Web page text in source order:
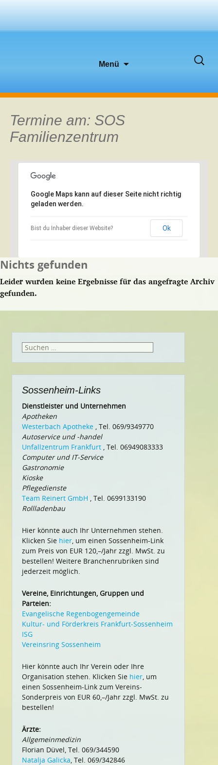
Menü
Suchen
Termine am: SOS
Familienzentrum
Google Maps kann auf dieser Seite nicht richtig
geladen werden.
Bist du Inhaber dieser Website? Ok
Nichts gefunden
Leider wurden keine Ergebnisse für das angefragte Archiv
gefunden.
Suchen
Sossenheim-Links
Dienstleister und Unternehmen
Apotheken
Westerbach Apotheke , Tel. 069/9349770
Autoservice und -handel
Unfallzentrum Frankfurt , Tel. 06949083333
Computer und IT-Service
Gastronomie
Kioske
Pflegedienste
Team Reinert GmbH , Tel. 0699133190
Rollladenbau
Hier könnte auch Ihr Unternehmen stehen.
Klicken Sie hier, um einen Sossenheim-Link
zum Preis von EUR 120,–/Jahr zzgl. MwSt. zu
bestellen! Weitere Branchenrubriken sind
jederzeit möglich.
Vereine, Einrichtungen, Gruppen und
Parteien:
Evangelische Regenbogengemeinde
Kultur- und Förderkreis Frankfurt-Sossenheim
ISG
Vereinsring Sossenheim
Hier könnte auch Ihr Verein oder Ihre
Organisation stehen. Klicken Sie hier, um
einen Sossenheim-Link zum Vereins-
Sonderpreis von EUR 60,–/Jahr zzgl. MwSt. zu
bestellen!
Ärzte:
Allgemeinmedizin
Florian Düvel, Tel. 069/344590
Natalja Galicka, Tel. 069/342846